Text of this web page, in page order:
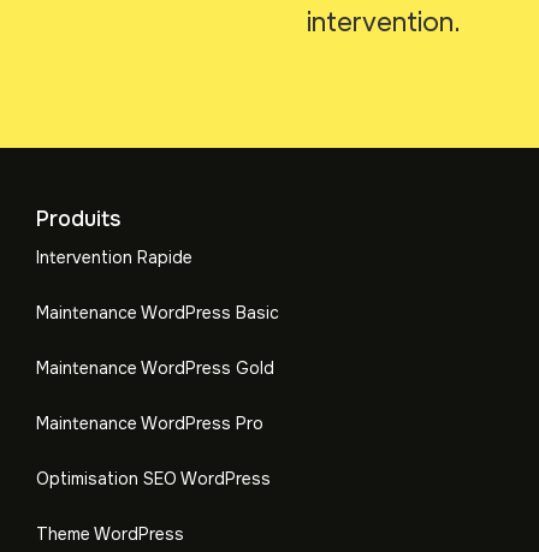
intervention.
Produits
Intervention Rapide
Maintenance WordPress Basic
Maintenance WordPress Gold
Maintenance WordPress Pro
Optimisation SEO WordPress
Theme WordPress